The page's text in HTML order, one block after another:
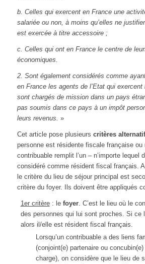
b. Celles qui exercent en France une
salariée ou non, à moins qu’elles ne
est exercée à titre accessoire ;
c. Celles qui ont en France le centre de
économiques.
2. Sont également considérés comme
en France les agents de l’Etat qui
sont chargés de mission dans un pays
pas soumis dans ce pays à un impôt
leurs revenus. »
Cet article pose plusieurs critères
personne est résidente fiscale française ou
contribuable remplit l’un – n’importe lequel
considéré comme résident fiscal français.
le critère du lieu de séjour principal est
critère du foyer. Ils doivent être appliqués
1er critère: le foyer. C’est le lieu où le
des personnes qui lui sont proches. Si ce
alors il/elle est résident fiscal français.
Lorsqu’un contribuable a des liens
(conjoint(e) partenaire ou
charge), on considère que le lieu de